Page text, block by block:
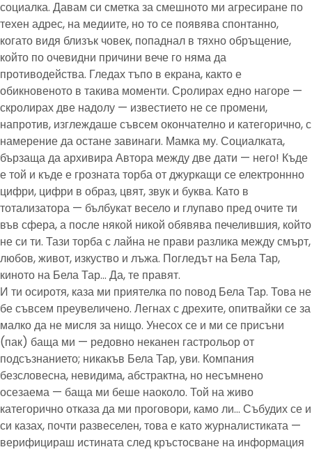
социалка. Давам си сметка за смешното ми агресиране по
техен адрес, на медиите, но то се появява спонтанно,
когато видя близък човек, попаднал в тяхно обръщение,
който по очевидни причини вече го няма да
противодейства. Гледах тъпо в екрана, както е
обикновеното в такива моменти. Сролирах едно нагоре —
скролирах две надолу — известието не се промени,
напротив, изглеждаше съвсем окончателно и категорично, с
намерение да остане завинаги. Мамка му. Социалката,
бързаща да архивира Автора между две дати — него! Къде
е той и къде е грозната торба от джуркащи се електроннно
цифри, цифри в образ, цвят, звук и буква. Като в
тотализатора — бълбукат весело и глупаво пред очите ти
във сфера, а после някой никой обявява печелившия, който
не си ти. Тази торба с лайна не прави разлика между смърт,
любов, живот, изкуство и лъжа. Погледът на Бела Тар,
киното на Бела Тар… Да, те правят.
И ти осиротя, каза ми приятелка по повод Бела Тар. Това не
бе съвсем преувеличено. Легнах с дрехите, опитвайки се за
малко да не мисля за нищо. Унесох се и ми се присъни
(пак) баща ми — редовно неканен гастрольор от
подсъзнанието; никакъв Бела Тар, уви. Компания
безсловесна, невидима, абстрактна, но несъмнено
осезаема — баща ми беше наоколо. Той на живо
категорично отказа да ми проговори, камо ли… Събудих се и
си казах, почти развеселен, това е като журналистиката —
верифицираш истината след кръстосване на информация